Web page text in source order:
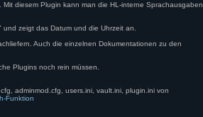
diesem Plugin kann man die HL-interne Sprachausgaben
zeigt das Datum und die Uhrzeit an.
Auch die einzelnen Dokumentationen zu den
Plugins noch rein müssen.
adminmod.cfg, users.ini, vault.ini, plugin.ini von
Funktion